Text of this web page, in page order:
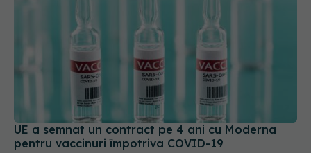
UE a semnat un contract pe 4 ani cu Moderna
pentru vaccinuri împotriva COVID-19